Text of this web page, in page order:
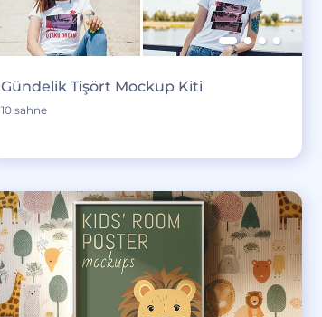
Gündelik Tişört Mockup Kiti
10 sahne